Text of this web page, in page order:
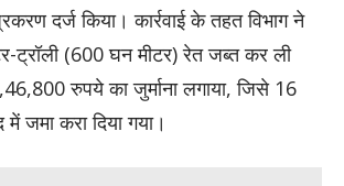
दर्ज किया। कार्रवाई के तहत विभाग ने
ट्रॉली (600 घन मीटर) रेत जब्त कर ली
रुपये का जुर्माना लगाया, जिसे 16
करा दिया गया।